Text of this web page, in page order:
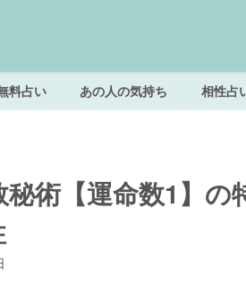
料占い あの人の気持ち 相性占
秘術【運命数1】の